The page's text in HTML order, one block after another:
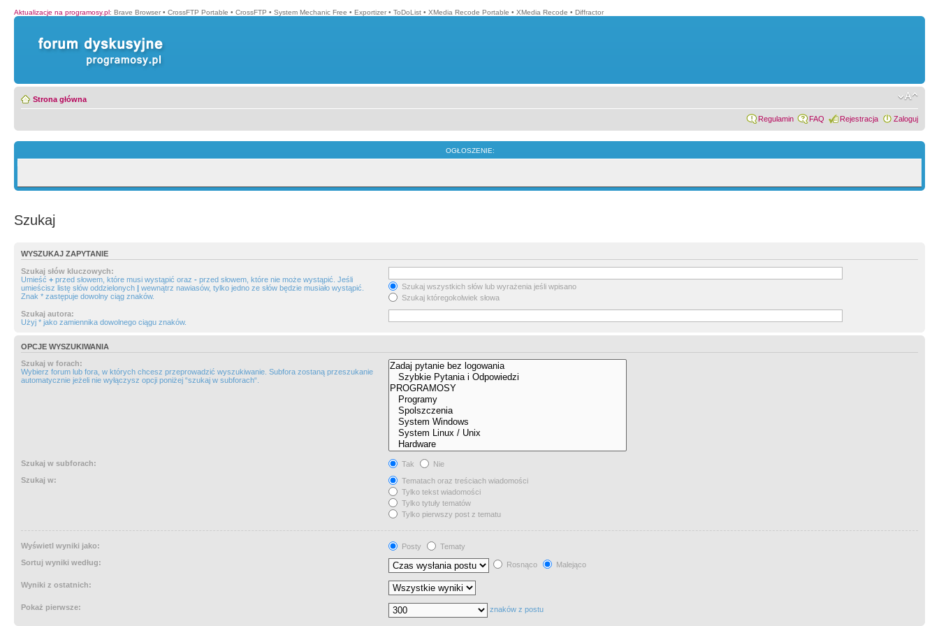
Aktualizacje na programosy.pl: Brave Browser • CrossFTP Portable • CrossFTP • System Mechanic Free • Exportizer • ToDoList • XMedia Recode Portable • XMedia Recode • Diffractor
Strona główna
Regulamin FAQ Rejestracja Zaloguj
OGŁOSZENIE:
Szukaj
WYSZUKAJ ZAPYTANIE
Szukaj słów kluczowych:
Umieść + przed słowem, które musi wystąpić oraz - przed słowem, które nie może wystąpić. Jeśli
umieścisz listę słów oddzielonych | wewnątrz nawiasów, tylko jedno ze słów będzie musiało wystąpić.
Znak * zastępuje dowolny ciąg znaków.
Szukaj wszystkich słów lub wyrażenia jeśli wpisano
Szukaj któregokolwiek słowa
Szukaj autora:
Użyj * jako zamiennika dowolnego ciągu znaków.
OPCJE WYSZUKIWANIA
Szukaj w forach:
Wybierz forum lub fora, w których chcesz przeprowadzić wyszukiwanie. Subfora zostaną przeszukanie
automatycznie jeżeli nie wyłączysz opcji poniżej “szukaj w subforach“.
Szukaj w subforach: Tak
Nie
Szukaj w:
Tematach oraz treściach wiadomości
Tylko tekst wiadomości
Tylko tytuły tematów
Tylko pierwszy post z tematu
Wyświetl wyniki jako: Posty
Tematy
Sortuj wyniki według:
Rosnąco Malejąco
Wyniki z ostatnich:
Pokaż pierwsze: znaków z postu